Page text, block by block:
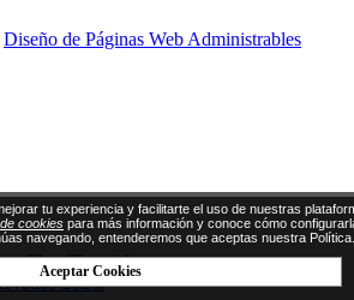
Diseño de Páginas Web Administrables
CloudEvents!
2026.
tu experiencia y facilitarte el uso de nuestras
cookies para más información y conoce cómo
navegando, entenderemos que aceptas nuestra Política.
Aceptar Cookies